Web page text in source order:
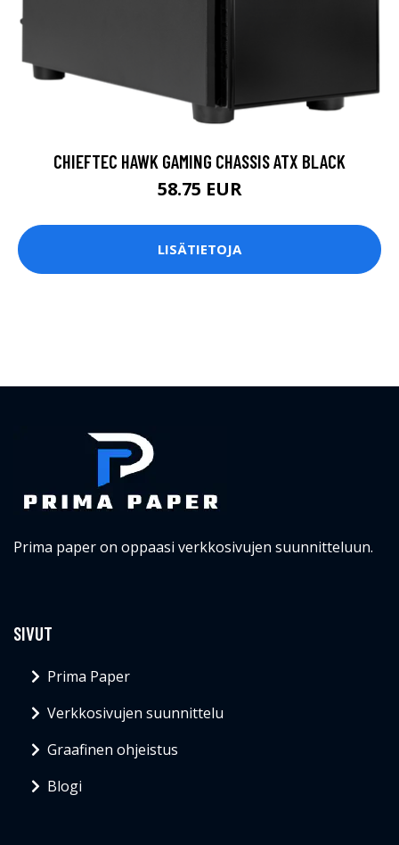
CHIEFTEC HAWK GAMING CHASSIS ATX BLACK
58.75 EUR
LISÄTIETOJA
Prima paper on oppaasi verkkosivujen suunnitteluun.
SIVUT
Prima Paper
Verkkosivujen suunnittelu
Graafinen ohjeistus
Blogi